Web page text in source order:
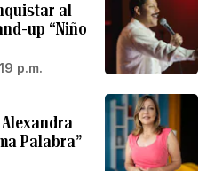
al
up “Niño
p.m.
Palabra”